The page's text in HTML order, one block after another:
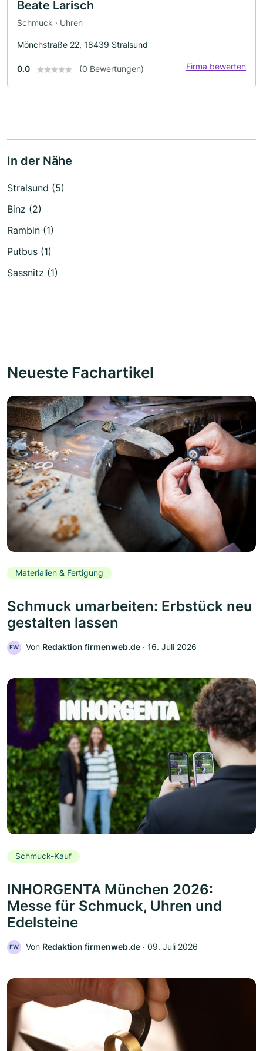
Beate Larisch
Schmuck · Uhren
Mönchstraße 22, 18439 Stralsund
0.0 (0 Bewertungen) Firma bewerten
In der Nähe
Stralsund (5)
Binz (2)
Rambin (1)
Putbus (1)
Sassnitz (1)
Neueste Fachartikel
Materialien & Fertigung
Schmuck umarbeiten: Erbstück neu
gestalten lassen
FW Von Redaktion firmenweb.de ‧ 16. Juli 2026
Schmuck-Kauf
INHORGENTA München 2026:
Messe für Schmuck, Uhren und
Edelsteine
FW Von Redaktion firmenweb.de ‧ 09. Juli 2026